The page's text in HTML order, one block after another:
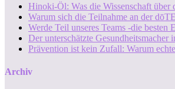
Hinoki-Öl: Was die Wissenschaft über
Warum sich die Teilnahme an der
Werde Teil unseres Teams -die besten
Der unterschätzte
Prävention ist kein Zufall: Warum
Archiv